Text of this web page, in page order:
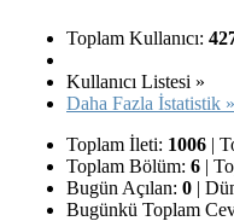
Toplam Kullanıcı:
Kullanıcı Listesi »
Daha Fazla İstatistik »
Toplam İleti: 1006 |
Toplam Bölüm: 6 |
Bugün Açılan: 0 |
Bugünkü Toplam